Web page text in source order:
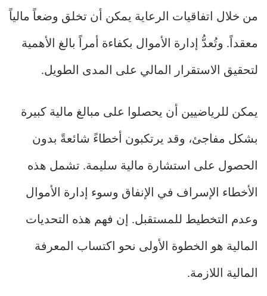
من خلال اتفاقيات الرعاية يمكن أن تخلق وضعاً مالياً
معقداً. وتُعدُّ إدارة الأموال بكفاءة أمراً بالغ الأهمية
لتحقيق الاستقرار المالي على المدى الطويل.
يمكن للرياضيين أن يحصلوا على مبالغ مالية كبيرة
بشكل مفاجئ، وقد يرتكبون أخطاءً شائعةً بدون
الحصول على استشارة مالية سليمة. تشمل هذه
الأخطاء الإسراف في الإنفاق وسوء إدارة الأموال
وعدم التخطيط للمستقبل. إن فهم هذه التحديات
المالية هو الخطوة الأولى نحو اكتساب المعرفة
المالية اللازمة.